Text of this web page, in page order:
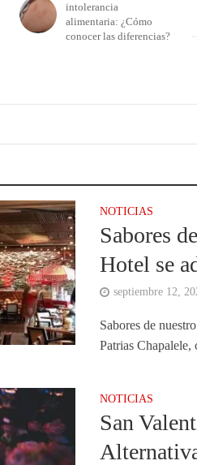
intolerancia
alimentaria: ¿Cómo
conocer las diferencias?
NOTICIAS
Sabores
Hotel se
septiembre 12,
Sabores de
Patrias Chapalele,
NOTICIAS
San